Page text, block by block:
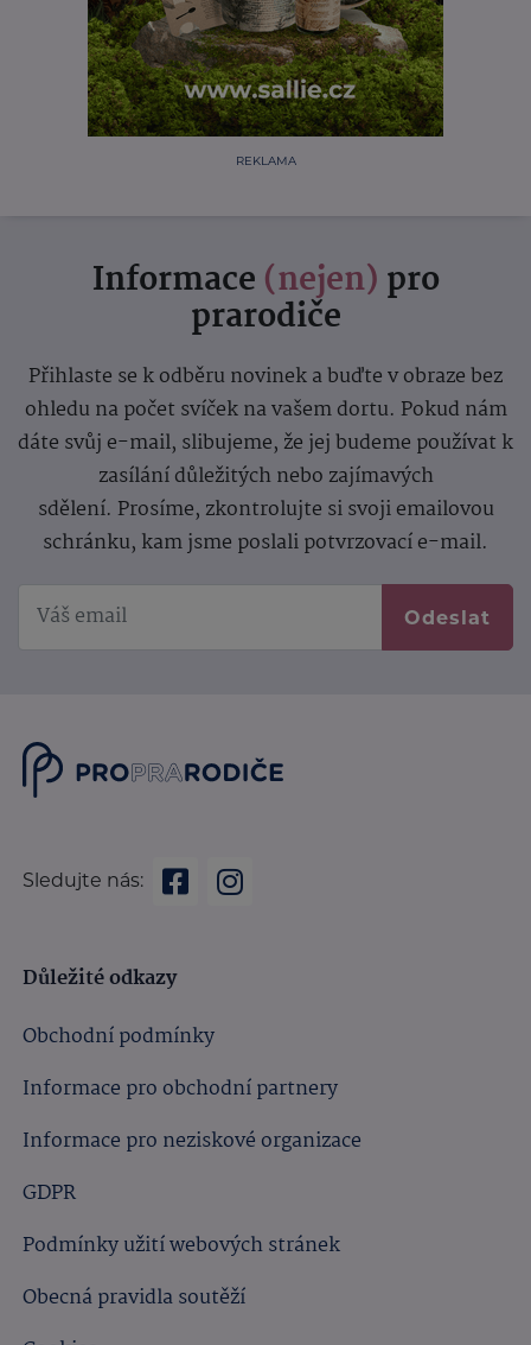
REKLAMA
Informace (nejen) pro
prarodiče
Přihlaste se k odběru novinek a buďte v obraze bez
ohledu na počet svíček na vašem dortu. Pokud nám
dáte svůj e-mail, slibujeme, že jej budeme používat k
zasílání důležitých nebo zajímavých
sdělení. Prosíme, zkontrolujte si svoji emailovou
schránku, kam jsme poslali potvrzovací e-mail.
Odeslat
Sledujte nás:
Důležité odkazy
Obchodní podmínky
Informace pro obchodní partnery
Informace pro neziskové organizace
GDPR
Podmínky užití webových stránek
Obecná pravidla soutěží